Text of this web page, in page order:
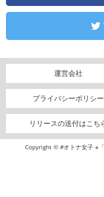
運営会社
プライバシーポリシー
リリースの送付はこち
Copyright © #オトナ女子 ※